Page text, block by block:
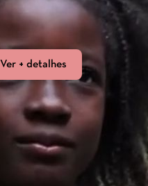
Ver + detalhes